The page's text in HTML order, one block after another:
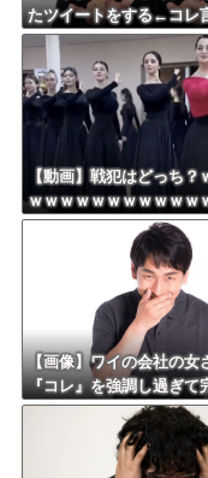
たツイートをする←コレ
どおかしいか？？？？？
【動画】戦犯はどっち？
ｗｗｗｗｗｗｗｗｗｗｗ
ｗｗｗ
【画像】ワイの会社の女
『コレ』を強調し過ぎて
あたしこ枠を狙ってるん
w w w w w w w w w w